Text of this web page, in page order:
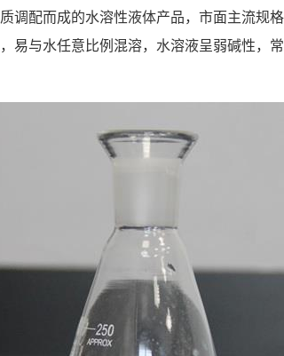
调配而成的水溶性液体产品，市面主流规
易与水任意比例混溶，水溶液呈弱碱性，